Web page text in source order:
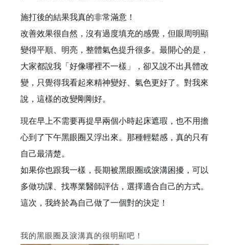
施打後的結果我真的非常滿意！
改善效果很自然，沒有過度填充的感覺，但眼周明顯
變得平順、明亮，整體氣色提升很多。最開心的是，
大家都說我「好像哪裡不一樣」，卻又說不出具體改
變，只覺得我看起來精神變好、氣色更好了。對我來
說，這樣的改變剛剛好。
現在早上不需要再提早兩個小時起床遮瑕，也不用擔
心到了下午黑眼圈又浮出來。那種輕鬆感，真的只有
自己最清楚。
如果你也跟我一樣，長期被黑眼圈或淚溝困擾，可以
多做功課、找專業醫師評估，選擇適合自己的方式。
這次，我終於為自己做了一個對的決定！
我的黑眼圈及淚溝真的很明顯吧！